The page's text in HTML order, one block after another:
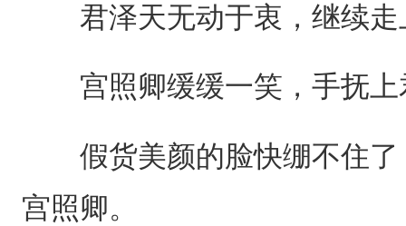
君泽天无动于衷，继续走
宫照卿缓缓一笑，手抚上
假货美颜的脸快绷不住了
宫照卿。